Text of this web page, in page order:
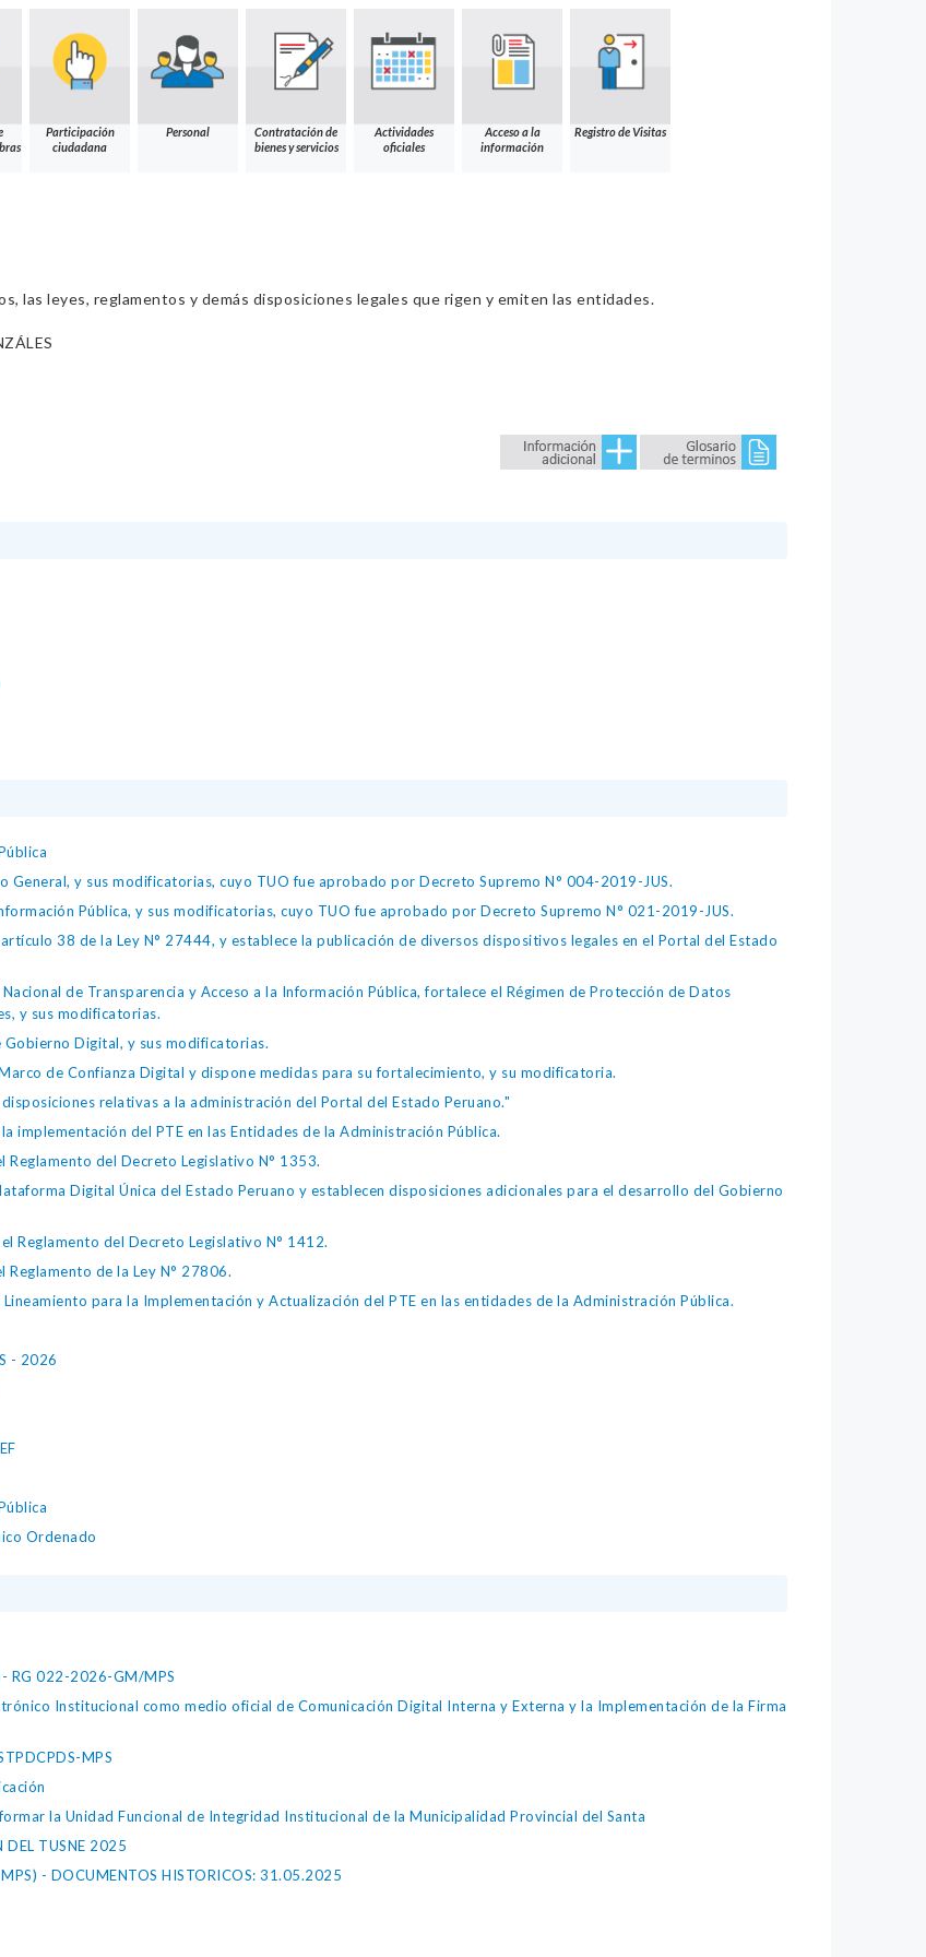
Participación
ciudadana
Personal
Contratación de
bienes y servicios
Actividades
oficiales
Acceso a la
información
Registro de Visitas
las leyes, reglamentos y demás disposiciones legales que rigen y emiten las entidades.
y sus modificatorias, cuyo TUO fue aprobado por Decreto Supremo N° 004-2019-JUS.
Pública, y sus modificatorias, cuyo TUO fue aprobado por Decreto Supremo N° 021-2019-JUS.
38 de la Ley N° 27444, y establece la publicación de diversos dispositivos legales en el Portal del Estado
de Transparencia y Acceso a la Información Pública, fortalece el Régimen de Protección de Datos
y sus modificatorias.
Digital, y sus modificatorias.
de Confianza Digital y dispone medidas para su fortalecimiento, y su modificatoria.
relativas a la administración del Portal del Estado Peruano."
implementación del PTE en las Entidades de la Administración Pública.
del Decreto Legislativo N° 1353.
Digital Única del Estado Peruano y establecen disposiciones adicionales para el desarrollo del Gobierno
Reglamento del Decreto Legislativo N° 1412.
de la Ley N° 27806.
para la Implementación y Actualización del PTE en las entidades de la Administración Pública.
- 2026
Ordenado
RG 022-2026-GM/MPS
Institucional como medio oficial de Comunicación Digital Interna y Externa y la Implementación de la Firma
MPS
la Unidad Funcional de Integridad Institucional de la Municipalidad Provincial del Santa
TUSNE 2025
- DOCUMENTOS HISTORICOS: 31.05.2025